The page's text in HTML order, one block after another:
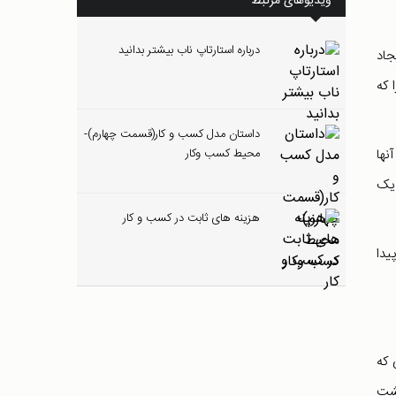
که
یک
که
درباره استارتاپ ناب بیشتر بدانید
داستان مدل کسب و کار(قسمت چهارم)-
محیط کسب وکار
هزینه های ثابت در کسب و کار